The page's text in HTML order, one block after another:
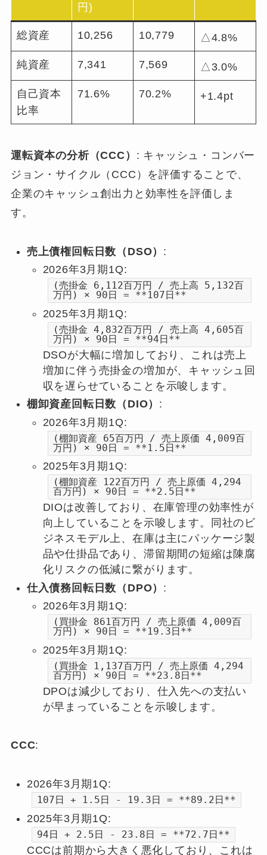
円)
総資産 10,256 10,779 △4.8%
純資産 7,341 7,569 △3.0%
自己資本
比率
71.6% 70.2% +1.4pt
運転資本の分析（CCC） : キャッシュ・コンバー
ジョン・サイクル（CCC）を評価することで、
企業のキャッシュ創出力と効率性を評価しま
す。
売上債権回転日数（DSO） :
2026年3月期1Q:
(売掛金 6,112百万円 / 売上高 5,132百
万円) × 90日 = **107日**
2025年3月期1Q:
(売掛金 4,832百万円 / 売上高 4,605百
万円) × 90日 = **94日**
DSOが大幅に増加しており、これは売上
増加に伴う売掛金の増加が、キャッシュ回
収を遅らせていることを示唆します。
棚卸資産回転日数（DIO） :
2026年3月期1Q:
(棚卸資産 65百万円 / 売上原価 4,009百
万円) × 90日 = **1.5日**
2025年3月期1Q:
(棚卸資産 122百万円 / 売上原価 4,294
百万円) × 90日 = **2.5日**
DIOは改善しており、在庫管理の効率性が
向上していることを示唆します。同社のビ
ジネスモデル上、在庫は主にパッケージ製
品や仕掛品であり、滞留期間の短縮は陳腐
化リスクの低減に繋がります。
仕入債務回転日数（DPO） :
2026年3月期1Q:
(買掛金 861百万円 / 売上原価 4,009百
万円) × 90日 = **19.3日**
2025年3月期1Q:
(買掛金 1,137百万円 / 売上原価 4,294
百万円) × 90日 = **23.8日**
DPOは減少しており、仕入先への支払い
が早まっていることを示唆します。
CCC:
2026年3月期1Q:
107日 + 1.5日 - 19.3日 = **89.2日**
2025年3月期1Q:
94日 + 2.5日 - 23.8日 = **72.7日**
CCCは前期から大きく悪化しており、これは